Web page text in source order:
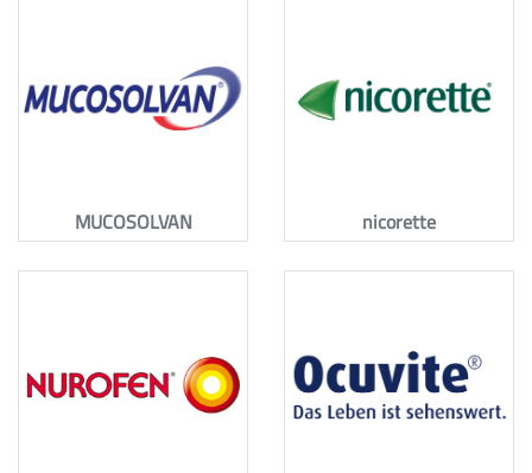
MUCOSOLVAN nicorette